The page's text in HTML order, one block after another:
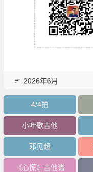
2026年6月
4/4拍
小叶歌吉他
邓见超
《心慌》吉他谱